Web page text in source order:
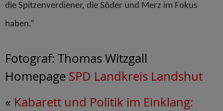
die Spitzenverdiener, die Söder und Merz im Fokus
haben.“
Fotograf: Thomas Witzgall
Homepage SPD Landkreis Landshut
« Kabarett und Politik im Einklang: